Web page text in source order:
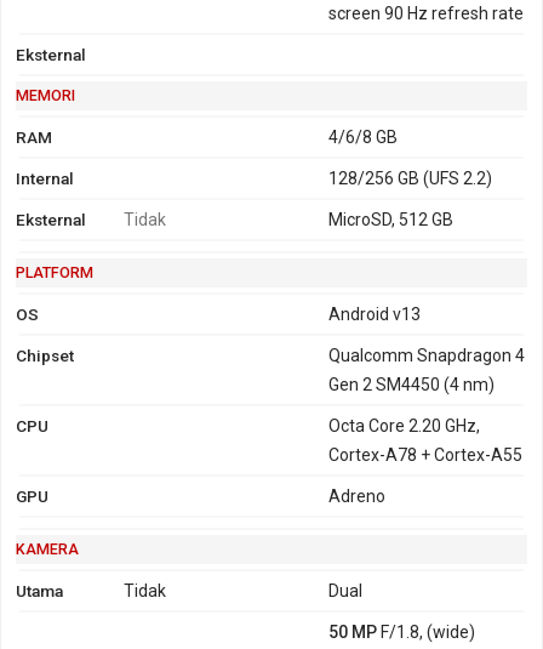
screen 90 Hz refresh rate
Eksternal
MEMORI
RAM 4/6/8 GB
Internal 128/256 GB (UFS 2.2)
Eksternal Tidak MicroSD, 512 GB
PLATFORM
OS Android v13
Chipset
Qualcomm Snapdragon 4
Gen 2 SM4450 (4 nm)
CPU
Octa Core 2.20 GHz,
Cortex-A78 + Cortex-A55
GPU Adreno
KAMERA
Utama Tidak Dual
50 MPF/1.8, (wide)